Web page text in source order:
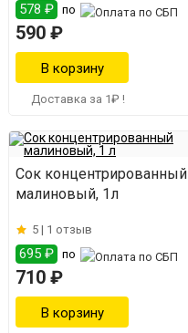
578 ₽ по
590 ₽
Доставка за 1₽ !
Сок концентрированный
малиновый, 1л
5 | 1 отзыв
695 ₽ по
710 ₽